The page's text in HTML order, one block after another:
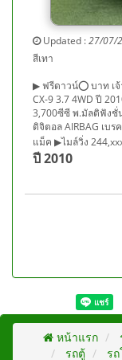
Updated :27/07/
สีเทา
▶ ฟรีดาวน์⭕ บาท เ
CX-9 3.7 4WD ปี
3,700ซีซี พ.มัลติฟังชั่
ดิจิตอล AIRBAG เบ
แม็ค ▶ไมล์วิ่ง
ปี 2010
หน้าแรก
รถตู้
ร